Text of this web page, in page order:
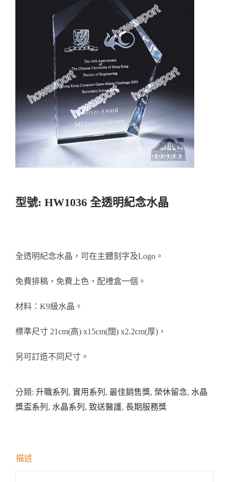
實用系列
水晶獎座
金箔畫
意大利獎盃
旗座/旗桿
型號: HW1036 全透明紀念水晶
全透明紀念水晶，可在主體刻字及Logo。
免費排稿，免費上色，配禮盒一個。
材料：K9級水晶。
標準尺寸 21cm(高) x15cm(闊) x2.2cm(厚)，
另可訂造不同尺寸。
分類: 升職系列 , 實用系列 , 最佳銷售獎, 榮休留念, 水晶
獎盃系列 , 水晶系列 , 致送醫護, 長期服務獎
描述